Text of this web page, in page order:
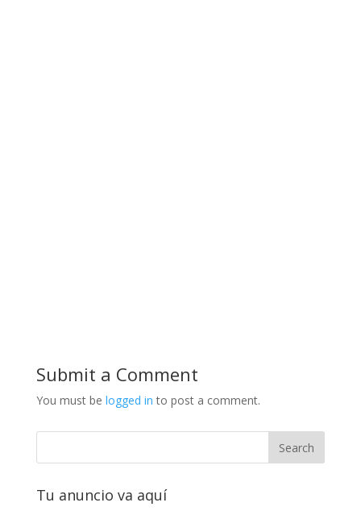
Submit a Comment
You must be logged in to post a comment.
Tu anuncio va aquí